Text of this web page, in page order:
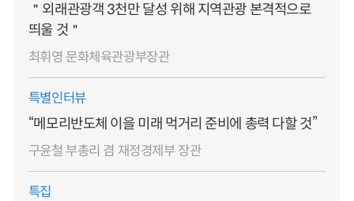
＂외래관광객 3천만 달성 위해 지역관광 본격적으로
띄울 것＂
최휘영 문화체육관광부장관
특별인터뷰
“메모리반도체 이을 미래 먹거리 준비에 총력 다할 것”
구윤철 부총리 겸 재정경제부 장관
특집